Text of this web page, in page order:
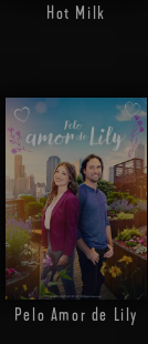
Hot Milk
Pelo Amor de Lily